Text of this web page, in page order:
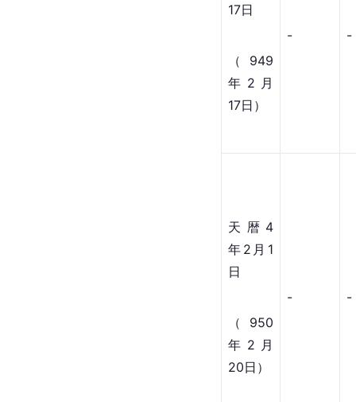
17日
（949
年2月
17日）
- -
天暦4
年2月1
日
（950
年2月
20日）
- -